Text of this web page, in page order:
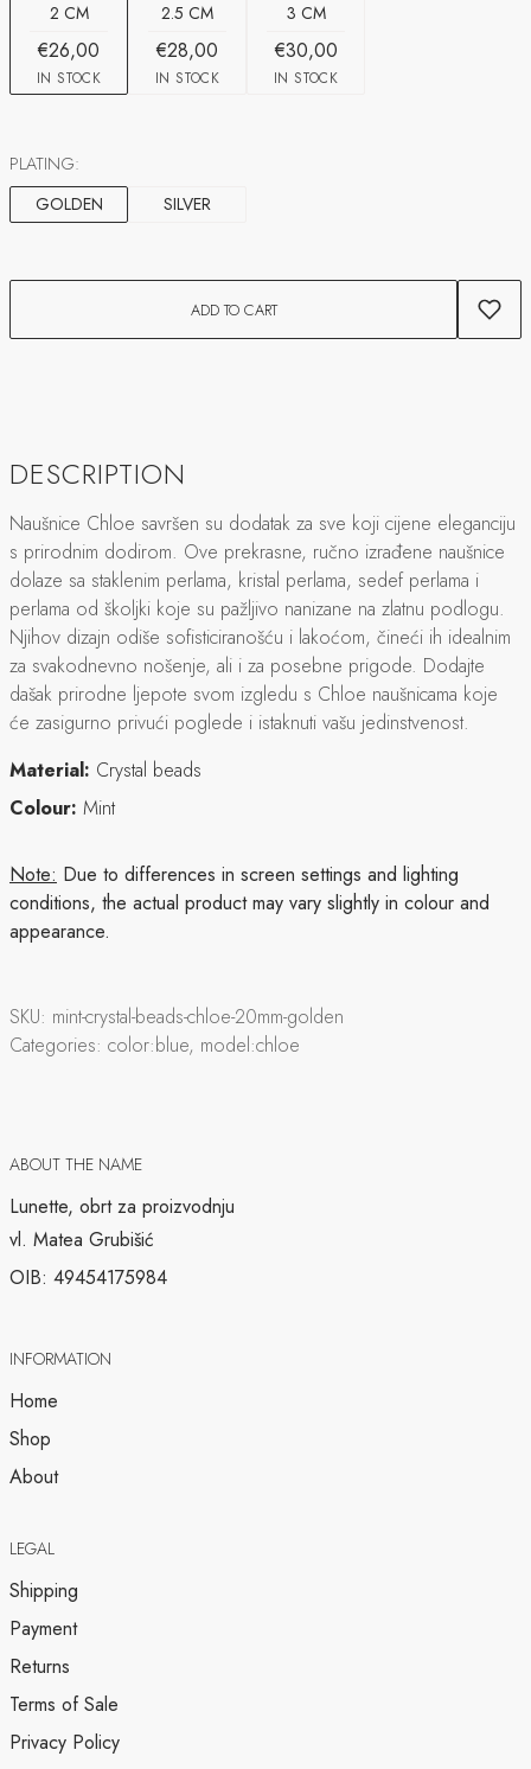
2 CM
€26,00
IN STOCK
2.5 CM
€28,00
IN STOCK
3 CM
€30,00
IN STOCK
PLATING:
GOLDEN
SILVER
ADD TO CART
DESCRIPTION
Naušnice Chloe savršen su dodatak za sve koji cijene eleganciju
s prirodnim dodirom. Ove prekrasne, ručno izrađene naušnice
dolaze sa staklenim perlama, kristal perlama, sedef perlama i
perlama od školjki koje su pažljivo nanizane na zlatnu podlogu.
Njihov dizajn odiše sofisticiranošću i lakoćom, čineći ih idealnim
za svakodnevno nošenje, ali i za posebne prigode. Dodajte
dašak prirodne ljepote svom izgledu s Chloe naušnicama koje
će zasigurno privući poglede i istaknuti vašu jedinstvenost.
Material: Crystal beads
Colour: Mint
Note: Due to differences in screen settings and lighting
conditions, the actual product may vary slightly in colour and
appearance.
SKU: mint-crystal-beads-chloe-20mm-golden
Categories: color:blue, model:chloe
ABOUT THE NAME
Lunette, obrt za proizvodnju
vl. Matea Grubišić
OIB: 49454175984
INFORMATION
Home
Shop
About
LEGAL
Shipping
Payment
Returns
Terms of Sale
Privacy Policy